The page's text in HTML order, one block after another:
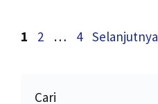
Halaman
1 Halaman
2 … Halaman
4 Selanjutnya
Cari